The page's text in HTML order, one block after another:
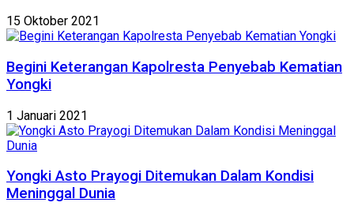
15 Oktober 2021
Begini Keterangan Kapolresta Penyebab Kematian
Yongki
1 Januari 2021
Yongki Asto Prayogi Ditemukan Dalam Kondisi
Meninggal Dunia